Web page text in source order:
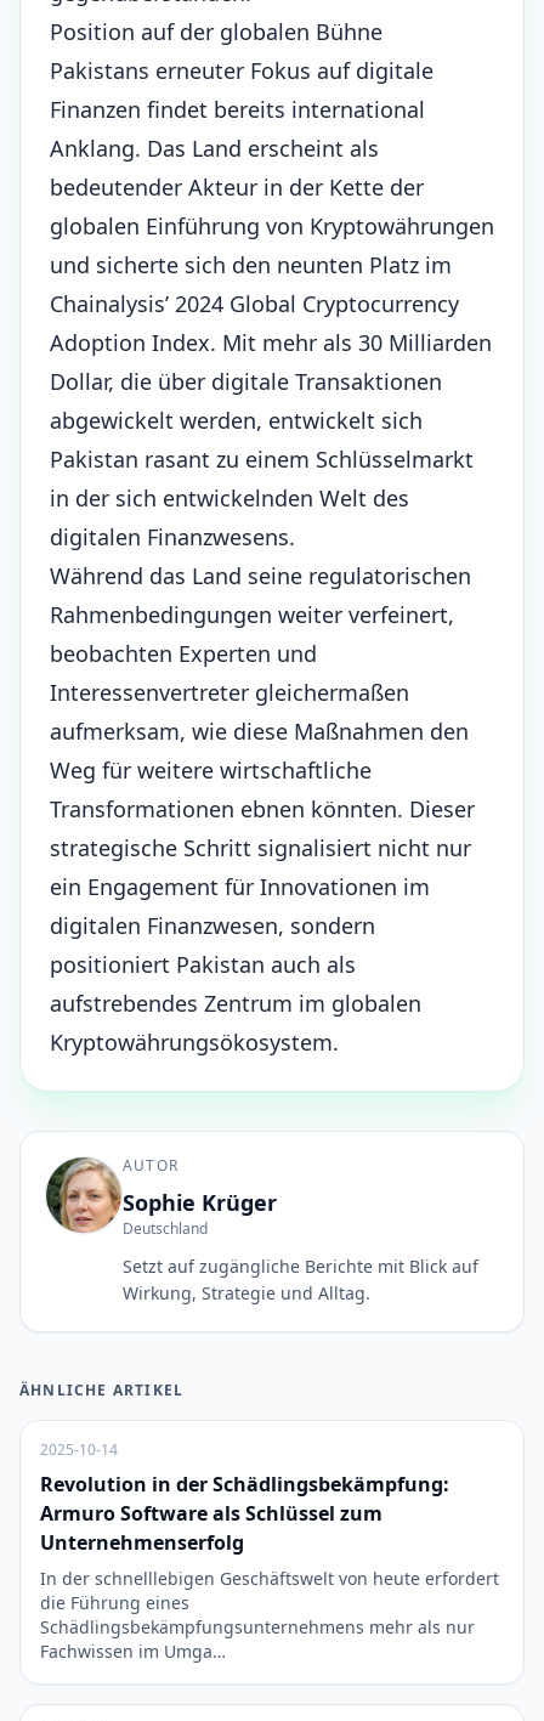
Position auf der globalen Bühne
Pakistans erneuter Fokus auf digitale
Finanzen findet bereits international
Anklang. Das Land erscheint als
bedeutender Akteur in der Kette der
globalen Einführung von Kryptowährungen
und sicherte sich den neunten Platz im
Chainalysis’ 2024 Global Cryptocurrency
Adoption Index. Mit mehr als 30 Milliarden
Dollar, die über digitale Transaktionen
abgewickelt werden, entwickelt sich
Pakistan rasant zu einem Schlüsselmarkt
in der sich entwickelnden Welt des
digitalen Finanzwesens.
Während das Land seine regulatorischen
Rahmenbedingungen weiter verfeinert,
beobachten Experten und
Interessenvertreter gleichermaßen
aufmerksam, wie diese Maßnahmen den
Weg für weitere wirtschaftliche
Transformationen ebnen könnten. Dieser
strategische Schritt signalisiert nicht nur
ein Engagement für Innovationen im
digitalen Finanzwesen, sondern
positioniert Pakistan auch als
aufstrebendes Zentrum im globalen
Kryptowährungsökosystem.
AUTOR
Sophie Krüger
Deutschland
Setzt auf zugängliche Berichte mit Blick auf
Wirkung, Strategie und Alltag.
ÄHNLICHE ARTIKEL
2025-10-14
Revolution in der Schädlingsbekämpfung:
Armuro Software als Schlüssel zum
Unternehmenserfolg
In der schnelllebigen Geschäftswelt von heute erfordert
die Führung eines
Schädlingsbekämpfungsunternehmens mehr als nur
Fachwissen im Umga…